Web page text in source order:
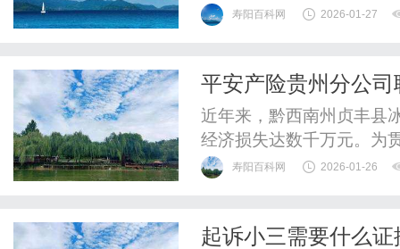
经济财政司戴建业司长、
莅临现场。活动为内地与
寿阳百科网 2026-01-27
平安产险贵州分公
近年来，黔西南州贞丰县
经济损失达数千万元。为
业积极开展风险减量服务
享气象雷达监测数据和卫
寿阳百科网 2026-01-26
起诉小三需要什么证